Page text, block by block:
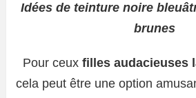
Idées de teinture noire
brunes
Pour ceux filles audacieuses
cela peut être une option